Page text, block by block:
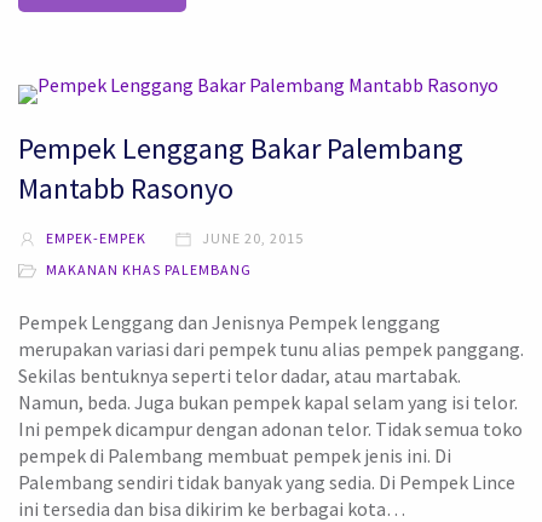
Pempek Lenggang Bakar Palembang
Mantabb Rasonyo
EMPEK-EMPEK
JUNE 20, 2015
MAKANAN KHAS PALEMBANG
Pempek Lenggang dan Jenisnya Pempek lenggang
merupakan variasi dari pempek tunu alias pempek panggang.
Sekilas bentuknya seperti telor dadar, atau martabak.
Namun, beda. Juga bukan pempek kapal selam yang isi telor.
Ini pempek dicampur dengan adonan telor. Tidak semua toko
pempek di Palembang membuat pempek jenis ini. Di
Palembang sendiri tidak banyak yang sedia. Di Pempek Lince
ini tersedia dan bisa dikirim ke berbagai kota…